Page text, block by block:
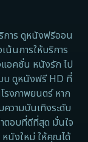
าร ดูหนังฟรีออน
น้นการให้บริการ
อคชั่น หนังรัก ไป
บ ดูหนังฟรี HD ที่
งภาพยนตร์ หาก
วามบันเทิงระดับ
ตอบที่ดีที่สุด มั่นใจ
หนังใหม่ ให้คุณได้